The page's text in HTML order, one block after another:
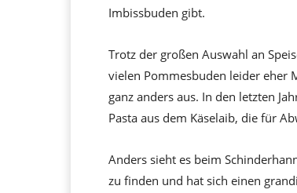
Imbissbuden gibt.
Trotz der großen Auswahl an
vielen Pommesbuden leider eher
ganz anders aus. In den letzten
Pasta aus dem Käselaib, die für
Anders sieht es beim
zu finden und hat sich einen